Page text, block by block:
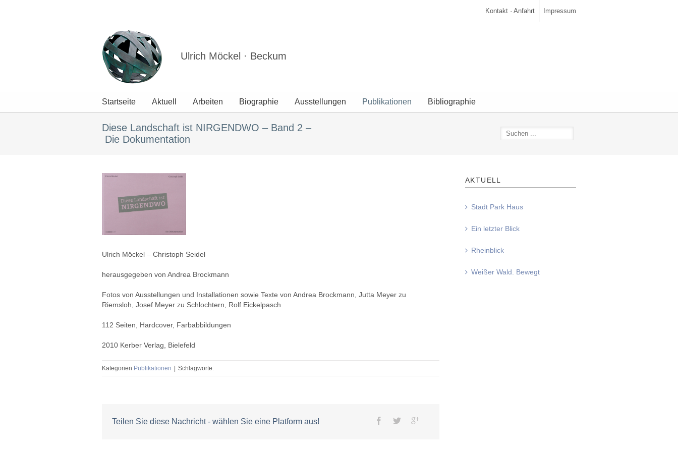
Kontakt · Anfahrt Impressum
Ulrich Möckel · Beckum
Startseite Aktuell Arbeiten Biographie Ausstellungen Publikationen Bibliographie
Diese Landschaft ist NIRGENDWO – Band 2 –
Die Dokumentation
Ulrich Möckel – Christoph Seidel
herausgegeben von Andrea Brockmann
Fotos von Ausstellungen und Installationen sowie Texte von Andrea Brockmann, Jutta Meyer zu
Riemsloh, Josef Meyer zu Schlochtern, Rolf Eickelpasch
112 Seiten, Hardcover, Farbabbildungen
2010 Kerber Verlag, Bielefeld
Kategorien Publikationen | Schlagworte:
Teilen Sie diese Nachricht - wählen Sie eine Platform aus!
AKTUELL
Stadt Park Haus
Ein letzter Blick
Rheinblick
Weißer Wald. Bewegt